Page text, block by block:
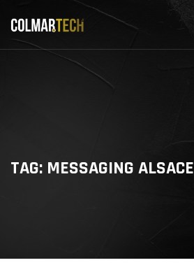
content
TAG: MESSAGING ALSACE